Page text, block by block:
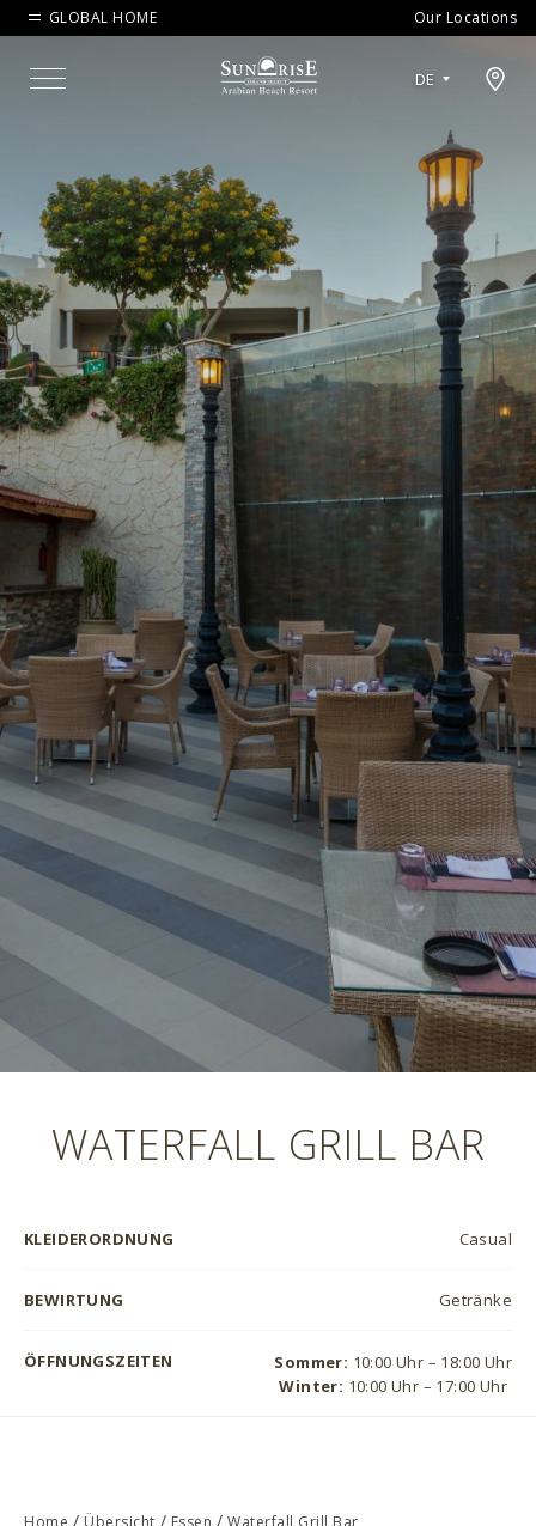
GLOBAL HOME Our Locations
Menu
DE
Open map modal
WATERFALL GRILL BAR
KLEIDERORDNUNG Casual
BEWIRTUNG Getränke
ÖFFNUNGSZEITEN Sommer: 10:00 Uhr – 18:00 Uhr
Winter: 10:00 Uhr – 17:00 Uhr
Home / Übersicht / Essen /Waterfall Grill Bar